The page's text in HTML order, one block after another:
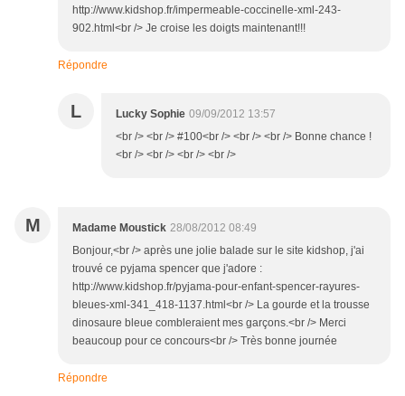
http://www.kidshop.fr/impermeable-coccinelle-xml-243-
902.html<br /> Je croise les doigts maintenant!!!
Répondre
L Lucky Sophie 09/09/2012 13:57
<br /> <br /> #100<br /> <br /> <br /> Bonne chance !
<br /> <br /> <br /> <br />
M Madame Moustick 28/08/2012 08:49
Bonjour,<br /> après une jolie balade sur le site kidshop, j'ai
trouvé ce pyjama spencer que j'adore :
http://www.kidshop.fr/pyjama-pour-enfant-spencer-rayures-
bleues-xml-341_418-1137.html<br /> La gourde et la trousse
dinosaure bleue combleraient mes garçons.<br /> Merci
beaucoup pour ce concours<br /> Très bonne journée
Répondre